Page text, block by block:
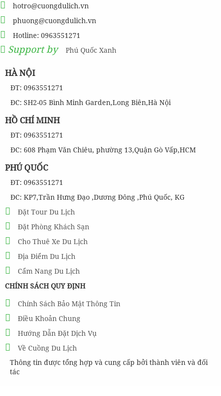
hotro@cuongdulich.vn
phuong@cuongdulich.vn
Hotline: 0963551271
Support by Phú Quốc Xanh
HÀ NỘI
ĐT: 0963551271
ĐC: SH2-05 Bình Minh Garden,Long Biên,Hà Nội
HỒ CHÍ MINH
ĐT: 0963551271
ĐC: 608 Phạm Văn Chiêu, phường 13,Quận Gò Vấp,HCM
PHÚ QUỐC
ĐT: 0963551271
ĐC: KP7,Trần Hưng Đạo ,Dương Đông ,Phú Quốc, KG
Đặt Tour Du Lịch
Đặt Phòng Khách Sạn
Cho Thuê Xe Du Lịch
Địa Điểm Du Lịch
Cẩm Nang Du Lịch
CHÍNH SÁCH QUY ĐỊNH
Chính Sách Bảo Mật Thông Tin
Điều Khoản Chung
Hướng Dẫn Đặt Dịch Vụ
Về Cuồng Du Lịch
Thông tin được tổng hợp và cung cấp bởi thành viên và đối
tác